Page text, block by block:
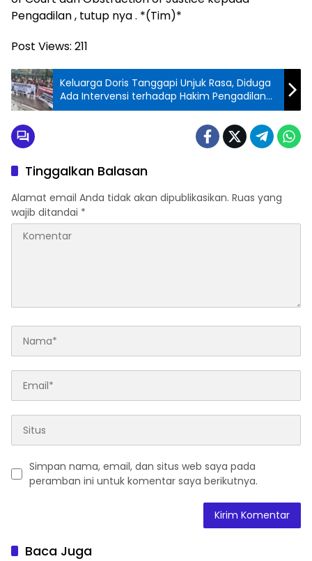
Pengadilan , tutup nya . *(Tim)*
Post Views: 211
Keluarga Doris Tanggapi Unjuk Rasa, Diduga
Ada Intervensi terhadap Hakim Pengadilan
Negeri Medan
Tinggalkan Balasan
Alamat email Anda tidak akan dipublikasikan. Ruas yang
wajib ditandai *
Simpan nama, email, dan situs web saya pada
peramban ini untuk komentar saya berikutnya.
Baca Juga